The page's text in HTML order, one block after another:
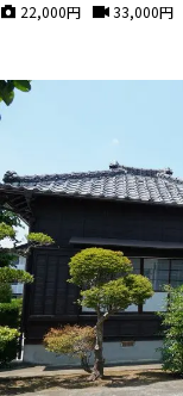
22,000円 33,000円